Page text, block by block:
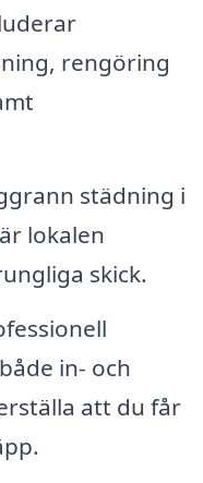
rengöring
städning i
lokalen
skick.
in- och
att du får